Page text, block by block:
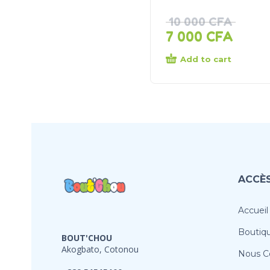
10 000CFA
7 000 CFA
Add to cart
BOUT'CHOU
Akogbato, Cotonou
Accueil
Nous